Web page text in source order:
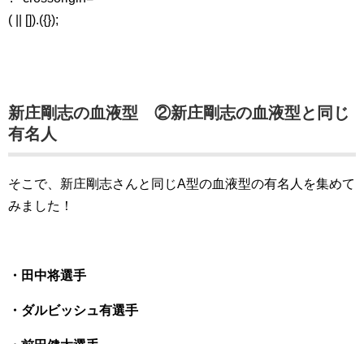
( || []).({});
新庄剛志の血液型 ②新庄剛志の血液型と同じ
有名人
そこで、新庄剛志さんと同じA型の血液型の有名人を集めて
みました！
・田中将選手
・ダルビッシュ有選手